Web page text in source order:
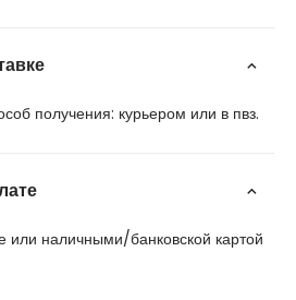
получения: курьером или в пвз.
или наличными/банковской картой